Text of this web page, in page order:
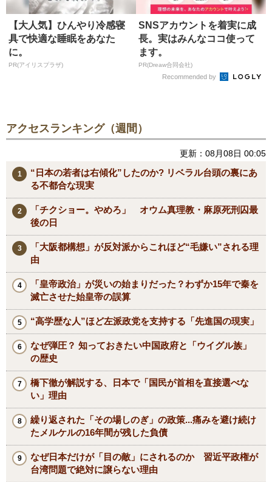
【大人気】ひんやり冷感寝
具で快適な睡眠をあなた
に。
PR(アイリスプラザ)
SNSアカウントを着実に成
長。実はみんなココ使って
ます。
PR(Dreaw合同会社)
Recommended by
アクセスランキング（週間）
更新：08月08日 00:05
“日本の若者は右傾化”したのか? リベラル台頭の裏にあ
る不都合な現実
「チクショー。やめろ」 オウム真理教・麻原死刑囚最
後の日
「大阪都構想」が反対派からこれほど“毛嫌い”される理
由
「皇帝政治」が災いの始まりだった？わずか15年で秦を
滅亡させた始皇帝の誤算
“高学歴な人”ほど左派政党を支持する「先進国の現実」
なぜ弾圧？ 知っておきたい中国政府と「ウイグル族」
の歴史
橋下徹が解説する、日本で「国民が首相を直接選べな
い」理由
繰り返された「その場しのぎ」の政策...痛みを避け続け
たメルケルの16年間が残した負債
なぜ日本だけが「目の敵」にされるのか 習近平政権が
台湾問題で絶対に譲らない理由